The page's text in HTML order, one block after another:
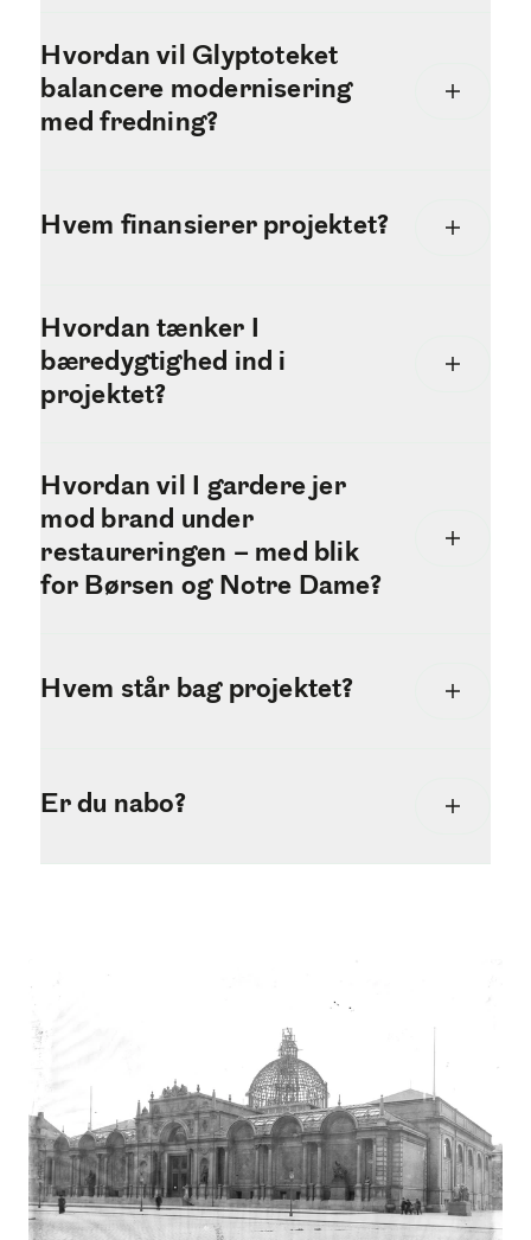
Hvordan vil Glyptoteket
balancere modernisering
med fredning?
Hvem finansierer projektet?
Hvordan tænker I
bæredygtighed ind i
projektet?
Hvordan vil I gardere jer
mod brand under
restaureringen – med blik
for Børsen og Notre Dame?
Hvem står bag projektet?
Er du nabo?